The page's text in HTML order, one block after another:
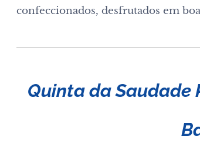
confeccionados, desfrutados em
Quinta da Saudade